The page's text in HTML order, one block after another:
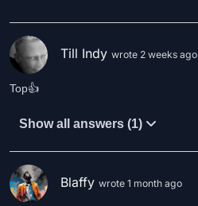
Till Indy wrote 2 weeks ago
Top👍
Show all answers (1)
Blaffy wrote 1 month ago